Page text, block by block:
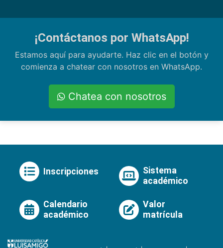
¡Contáctanos por WhatsApp!
Estamos aquí para ayudarte. Haz clic en el botón y
comienza a chatear con nosotros en WhatsApp.
Chatea con nosotros
Inscripciones
Sistema
académico
Calendario
académico
Valor
matrícula